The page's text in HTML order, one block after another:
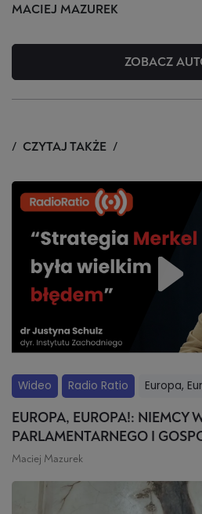
MACIEJ MAZUREK
ZOBACZ
CZYTAJ TAKŻE
Wideo Radio Ratio Europa,
EUROPA, EUROPA!: NIEMCY
PARLAMENTARNEGO I
Maciej Mazurek